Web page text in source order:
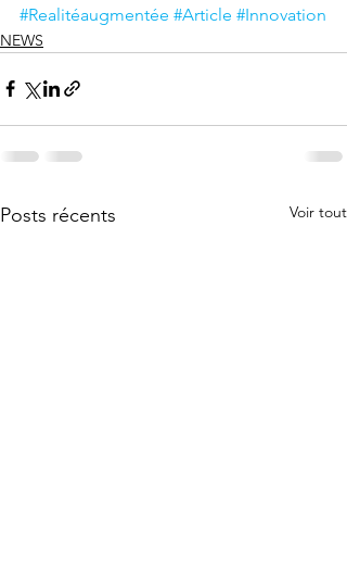
#Realitéaugmentée #Article #Innovation
NEWS
Posts récents Voir tout